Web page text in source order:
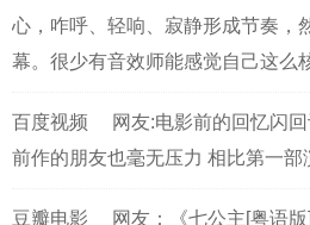
心，咋呼、轻响、寂静形成节奏，
幕。很少有音效师能感觉自己这么
百度视频
网友:电影前的回忆闪
前作的朋友也毫无压力 相比第一部
豆瓣电影
网友：《七公主[粤语